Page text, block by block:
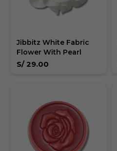
Jibbitz White Fabric
Flower With Pearl
S/ 29.00